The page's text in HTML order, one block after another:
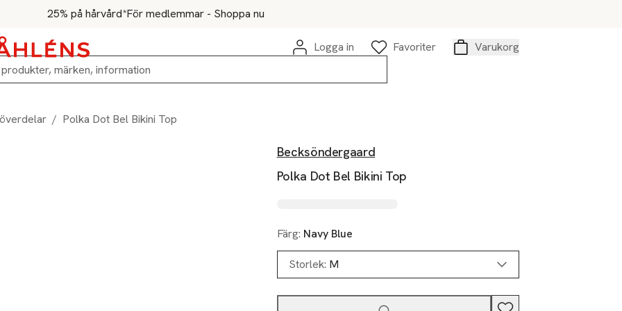
25% på hårvård*För medlemmar - Shoppa nu
Logga in
Favoriter
Varukorg
/ Polka Dot Bel Bikini Top
Becksöndergaard
Polka Dot Bel Bikini Top
Färg: Navy Blue
Storlek: M